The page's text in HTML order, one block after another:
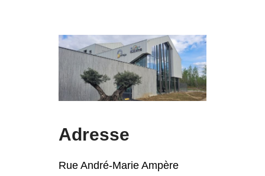
Adresse
Rue André-Marie Ampère